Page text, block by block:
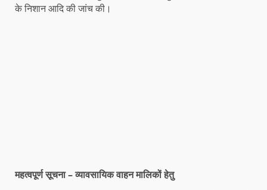
के निशान आदि की जांच की।
महत्वपूर्ण सूचना–व्यावसायिक वाहन मालिकों हेतु